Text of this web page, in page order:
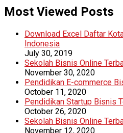
Most Viewed Posts
Download Excel Daftar
Indonesia
July 30, 2019
Sekolah Bisnis Online
November 30, 2020
Pendidikan E-commerce
October 11, 2020
Pendidikan Startup Bisnis
October 26, 2020
Sekolah Bisnis Online
November 12, 2020